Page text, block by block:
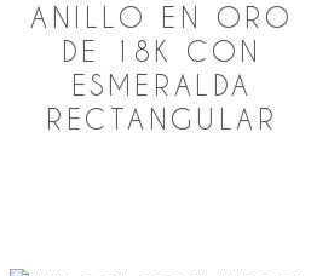
ANILLO EN ORO
DE 18K CON
ESMERALDA
RECTANGULAR